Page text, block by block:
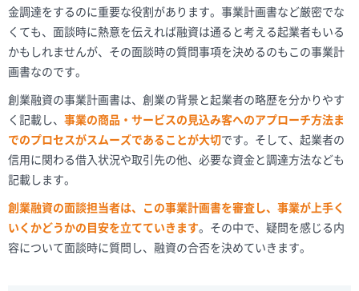
金調達をするのに重要な役割があります。事業計画書など厳密でな
くても、面談時に熱意を伝えれば融資は通ると考える起業者もいる
かもしれませんが、その面談時の質問事項を決めるのもこの事業計
画書なのです。
創業融資の事業計画書は、創業の背景と起業者の略歴を分かりやす
く記載し、 事業の商品・サービスの見込み客へのアプローチ方法ま
でのプロセスがスムーズであることが大切です。そして、起業者の
信用に関わる借入状況や取引先の他、必要な資金と調達方法なども
記載します。
創業融資の面談担当者は、この事業計画書を審査し、事業が上手く
いくかどうかの目安を立てていきます。その中で、疑問を感じる内
容について面談時に質問し、融資の合否を決めていきます。